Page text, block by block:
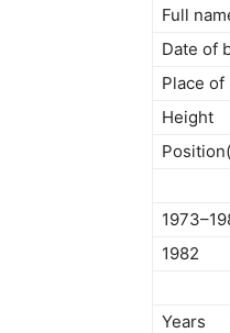
Full
Date of
Place
Height
1982
Years